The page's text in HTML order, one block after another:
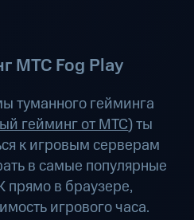
МТС Fog Play
туманного гейминга
гейминг от МТС) ты
к игровым серверам
в самые популярные
прямо в браузере,
игрового часа.